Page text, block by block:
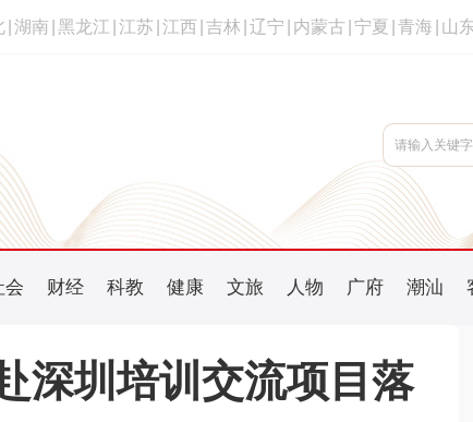
湖南 黑龙江 江苏 江西 吉林 辽宁 内蒙古 宁夏 青海 山
会 财经 科教 健康 文旅 人物 广府 潮汕
深圳培训交流项目落